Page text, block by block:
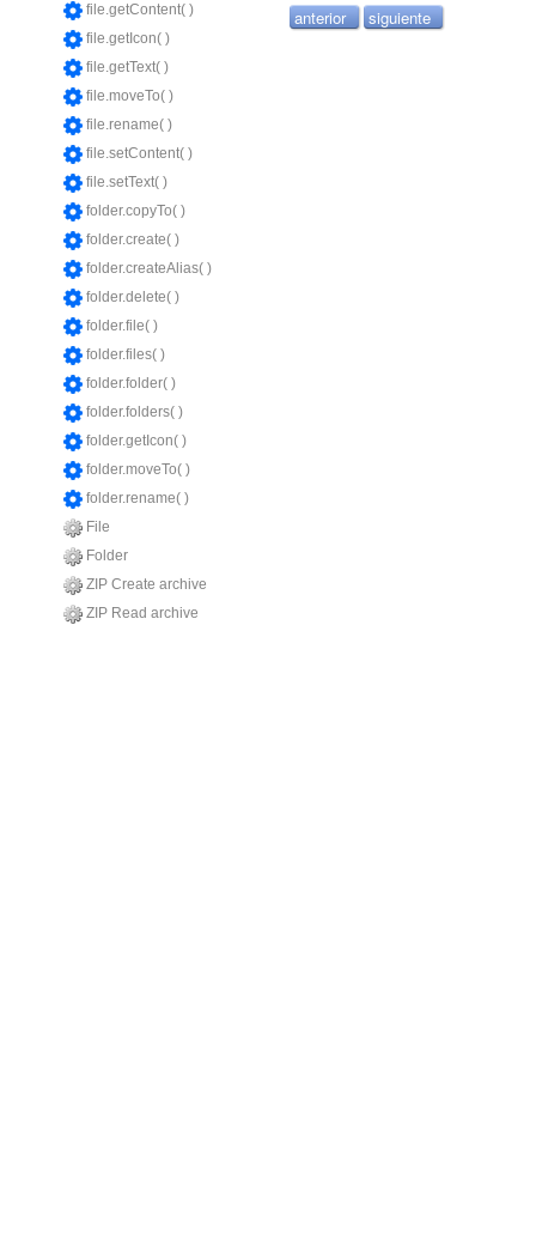
file.getContent( )
file.getIcon( )
file.getText( )
file.moveTo( )
file.rename( )
file.setContent( )
file.setText( )
folder.copyTo( )
folder.create( )
folder.createAlias( )
folder.delete( )
folder.file( )
folder.files( )
folder.folder( )
folder.folders( )
folder.getIcon( )
folder.moveTo( )
folder.rename( )
File
Folder
ZIP Create archive
ZIP Read archive
anterior siguiente